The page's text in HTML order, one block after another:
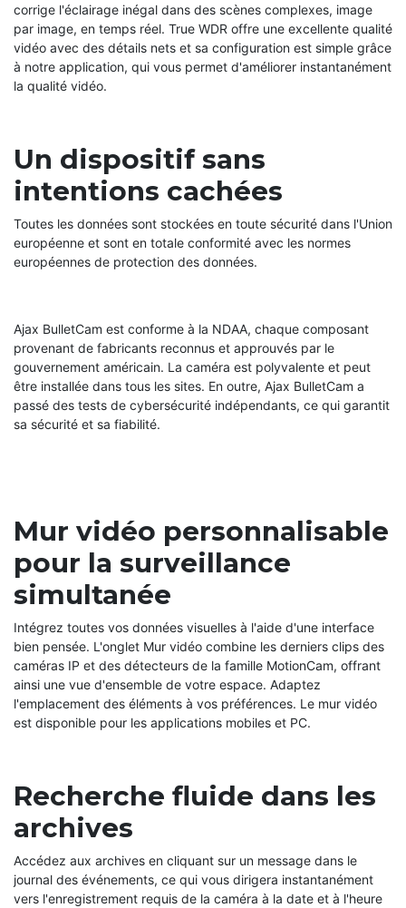
corrige l'éclairage inégal dans des scènes complexes, image
par image, en temps réel. True WDR offre une excellente qualité
vidéo avec des détails nets et sa configuration est simple grâce
à notre application, qui vous permet d'améliorer instantanément
la qualité vidéo.
Un dispositif sans
intentions cachées
Toutes les données sont stockées en toute sécurité dans l'Union
européenne et sont en totale conformité avec les normes
européennes de protection des données.
Ajax BulletCam est conforme à la NDAA, chaque composant
provenant de fabricants reconnus et approuvés par le
gouvernement américain. La caméra est polyvalente et peut
être installée dans tous les sites. En outre, Ajax BulletCam a
passé des tests de cybersécurité indépendants, ce qui garantit
sa sécurité et sa fiabilité.
Mur vidéo personnalisable
pour la surveillance
simultanée
Intégrez toutes vos données visuelles à l'aide d'une interface
bien pensée. L'onglet Mur vidéo combine les derniers clips des
caméras IP et des détecteurs de la famille MotionCam, offrant
ainsi une vue d'ensemble de votre espace. Adaptez
l'emplacement des éléments à vos préférences. Le mur vidéo
est disponible pour les applications mobiles et PC.
Recherche fluide dans les
archives
Accédez aux archives en cliquant sur un message dans le
journal des événements, ce qui vous dirigera instantanément
vers l'enregistrement requis de la caméra à la date et à l'heure